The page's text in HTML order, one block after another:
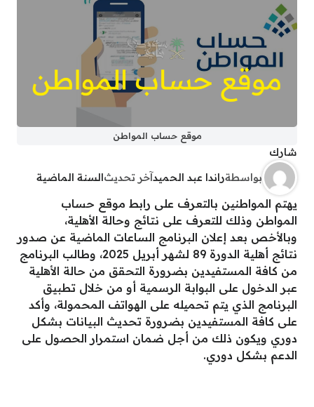
موقع حساب المواطن
شارك
بواسطةراندا عبد الحميدآخر تحديثالسنة الماضية
يهتم المواطنين بالتعرف على رابط موقع حساب
المواطن وذلك للتعرف على نتائج وحالة الأهلية،
وبالأخص بعد إعلان البرنامج الساعات الماضية عن صدور
نتائج أهلية الدورة 89 لشهر أبريل 2025، وطالب البرنامج
من كافة المستفيدين بضرورة التحقق من حالة الأهلية
عبر الدخول على البوابة الرسمية أو من خلال تطبيق
البرنامج الذي يتم تحميله على الهواتف المحمولة، وأكد
على كافة المستفيدين بضرورة تحديث البيانات بشكل
دوري ويكون ذلك من أجل ضمان استمرار الحصول على
الدعم بشكل دوري.